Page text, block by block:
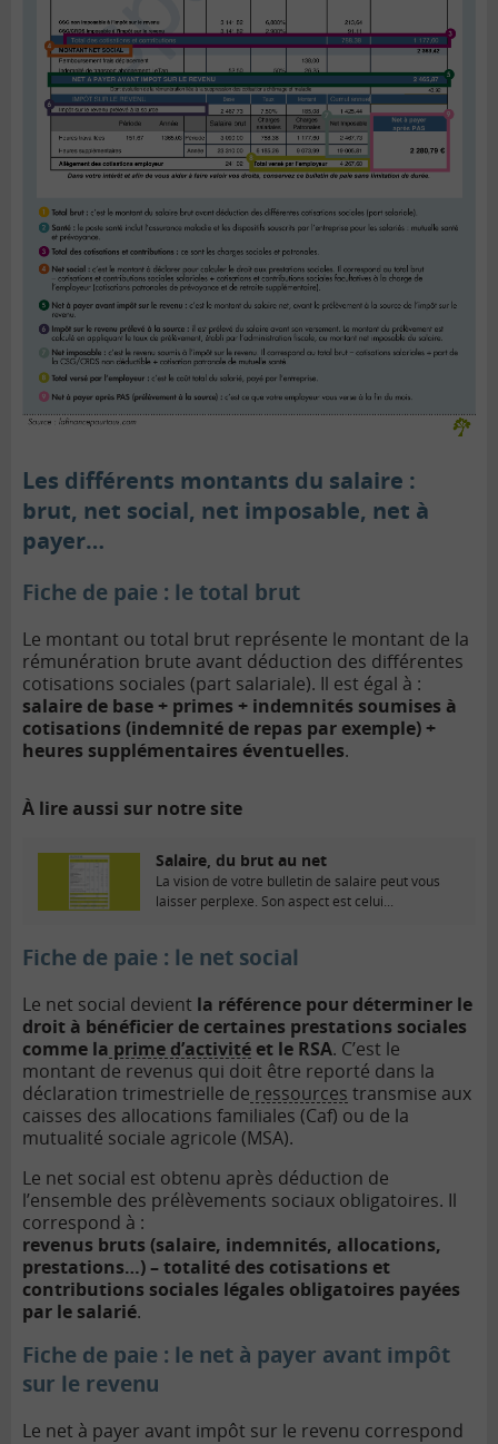
Les différents montants du salaire :
brut, net social, net imposable, net à
payer…
Fiche de paie : le total brut
Le montant ou total brut représente le montant de la
rémunération brute avant déduction des différentes
cotisations sociales (part salariale). Il est égal à :
salaire de base + primes + indemnités soumises à
cotisations (indemnité de repas par exemple) +
heures supplémentaires éventuelles.
À lire aussi sur notre site
Salaire, du brut au net
La vision de votre bulletin de salaire peut vous
laisser perplexe. Son aspect est celui...
Fiche de paie : le net social
Le net social devient la référence pour déterminer le
droit à bénéficier de certaines prestations sociales
comme la prime d’activité et le RSA. C’est le
montant de revenus qui doit être reporté dans la
déclaration trimestrielle de ressources transmise aux
caisses des allocations familiales (Caf) ou de la
mutualité sociale agricole (MSA).
Le net social est obtenu après déduction de
l’ensemble des prélèvements sociaux obligatoires. Il
correspond à :
revenus bruts (salaire, indemnités, allocations,
prestations…) – totalité des cotisations et
contributions sociales légales obligatoires payées
par le salarié.
Fiche de paie : le net à payer avant impôt
sur le revenu
Le net à payer avant impôt sur le revenu correspond